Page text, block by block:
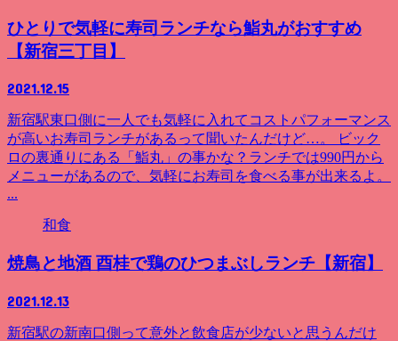
ひとりで気軽に寿司ランチなら鮨丸がおすすめ
【新宿三丁目】
2021.12.15
新宿駅東口側に一人でも気軽に入れてコストパフォーマンス
が高いお寿司ランチがあるって聞いたんだけど…。 ビック
ロの裏通りにある「鮨丸」の事かな？ランチでは990円から
メニューがあるので、気軽にお寿司を食べる事が出来るよ。
...
和食
焼鳥と地酒 酉桂で鶏のひつまぶしランチ【新宿】
2021.12.13
新宿駅の新南口側って意外と飲食店が少ないと思うんだけ